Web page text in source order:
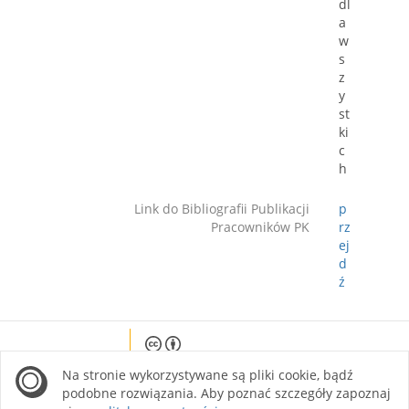
dl
a
w
s
z
y
st
ki
c
h
Link do Bibliografii Publikacji
Pracowników PK
p
rz
ej
d
ź
site is licensed under a Creative Commons
Attribution 4.0 International license.
Na stronie wykorzystywane są pliki cookie, bądź
podobne rozwiązania. Aby poznać szczegóły zapoznaj